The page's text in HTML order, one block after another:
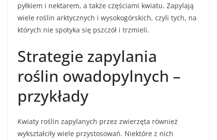
pyłkiem i nektarem, a także częściami kwiatu. Zapylają
wiele roślin arktycznych i wysokogórskich, czyli tych, na
których nie spotyka się pszczół i trzmieli.
Strategie zapylania
roślin owadopylnych –
przykłady
Kwiaty roślin zapylanych przez zwierzęta również
wykształciły wiele przystosowań. Niektóre z nich